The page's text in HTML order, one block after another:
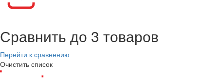
Сравнить до 3 товаров
Перейти к сравнению
Очистить список